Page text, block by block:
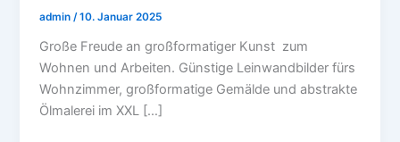
admin/10. Januar 2025
Große Freude an großformatiger Kunst zum
Wohnen und Arbeiten. Günstige Leinwandbilder fürs
Wohnzimmer, großformatige Gemälde und abstrakte
Ölmalerei im XXL […]
für
Hause
preiswert
kaufen
aus